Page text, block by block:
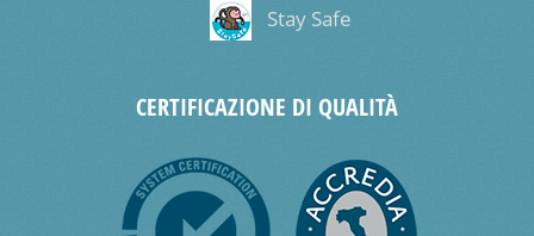
Stay Safe
CERTIFICAZIONE DI QUALITÀ